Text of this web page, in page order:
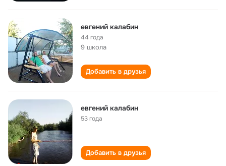
евгений калабин
44 года
9 школа
Добавить в друзья
евгений калабин
53 года
Добавить в друзья